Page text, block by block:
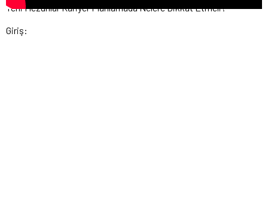
Yeni Mezunlar Kariyer Planlamada Nelere Dikkat Etmeli?
Giriş: